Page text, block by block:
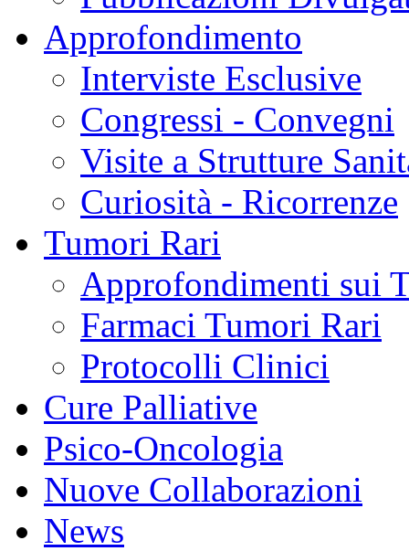
Approfondimento
Interviste Esclusive
Congressi - Convegni
Visite a Strutture
Curiosità - Ricorrenze
Tumori Rari
Approfondimenti sui
Farmaci Tumori Rari
Protocolli Clinici
Cure Palliative
Psico-Oncologia
Nuove Collaborazioni
News